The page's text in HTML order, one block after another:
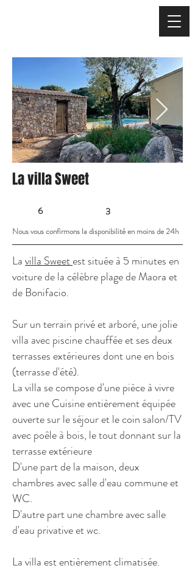
La villa Sweet
6 3
Nous vous confirmons la disponibilité en moins de 24h
Lavilla Sweetest située à 5 minutes en
voiture de la célèbre plage de Maora et
de Bonifacio.
Sur un terrain privé et arboré, une jolie
villa avec piscine chauffée et ses deux
terrasses extérieures dont une en bois
(terrasse d'été).
La villa se compose d'une pièce à vivre
avec une Cuisine entièrement équipée
ouverte sur le séjour et le coin salon/TV
avec poêle à bois, le tout donnant sur la
terrasse extérieure
D'une part de la maison, deux
chambres avec salle d'eau commune et
WC.
D'autre part une chambre avec salle
d'eau privative et wc.
La villa est entièrement climatisée.